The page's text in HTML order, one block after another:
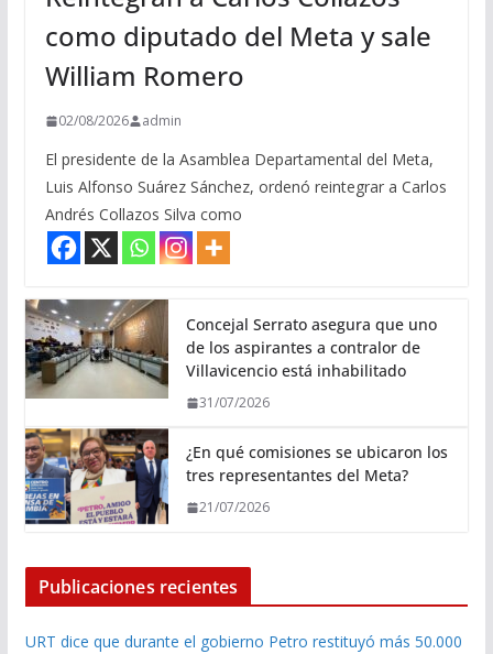
como diputado del Meta y sale
William Romero
02/08/2026 admin
El presidente de la Asamblea Departamental del Meta,
Luis Alfonso Suárez Sánchez, ordenó reintegrar a Carlos
Andrés Collazos Silva como
Concejal Serrato asegura que uno
de los aspirantes a contralor de
Villavicencio está inhabilitado
31/07/2026
¿En qué comisiones se ubicaron los
tres representantes del Meta?
21/07/2026
Publicaciones recientes
URT dice que durante el gobierno Petro restituyó más 50.000